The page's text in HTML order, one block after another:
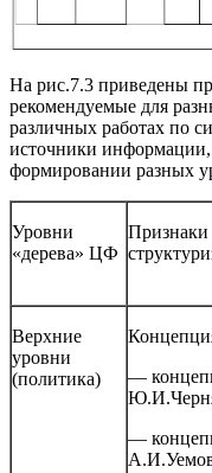
На рис.7.3 приведены
рекомендуемые для
различных работах по
источники информации,
формировании разных
Уровни
«дерева» ЦФ
Признаки
Верхние
уровни
(политика)
—
—